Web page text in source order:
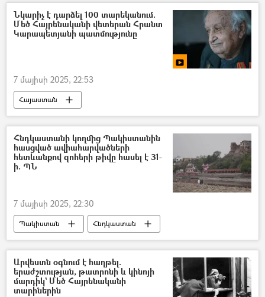
Նկարիչ է դարձել 100 տարեկանում.
Մեծ Հայրենականի վետերան Հրանտ
Կարապետյանի պատմությունը
7 մայիսի 2025, 22:53
Հայաստան
Հայրենական մեծ պատերազմի վետերան
նկարիչ
Հրանտ Կարապետյան
տեսանյութ
Տեսանյութեր
Հնդկաստանի կողմից Պակիստանին
հասցված ավիահարվածների
հետևանքով զոհերի թիվը հասել է 31-
ի. ՊՆ
7 մայիսի 2025, 22:30
Պակիստան
Հնդկաստան
հրետակոծություն
Զոհ
Արվեստն օգնում է հաղթել.
երաժշտության, թատրոնի և կինոյի
մարդիկ` Մեծ Հայրենականի
տարիներին